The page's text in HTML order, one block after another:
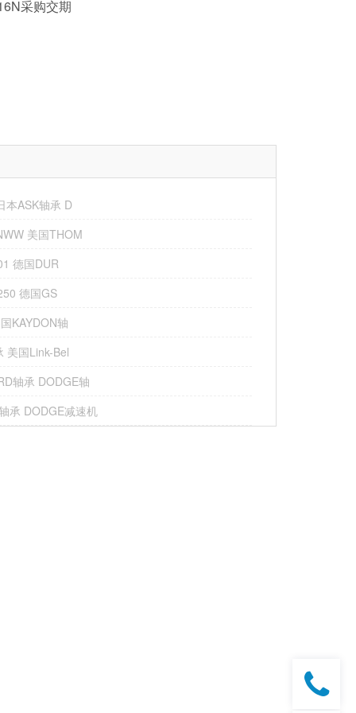
采购交期
本ASK轴承 D
美国THOM
德国DUR
德国GS
KAYDON轴
美国Link-Bel
轴承 DODGE轴
承 DODGE减速机